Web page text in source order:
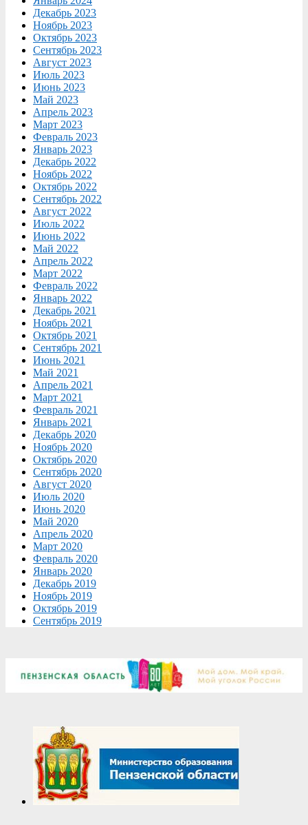
Декабрь 2023
Ноябрь 2023
Октябрь 2023
Сентябрь 2023
Август 2023
Июль 2023
Июнь 2023
Май 2023
Апрель 2023
Март 2023
Февраль 2023
Январь 2023
Декабрь 2022
Ноябрь 2022
Октябрь 2022
Сентябрь 2022
Август 2022
Июль 2022
Июнь 2022
Май 2022
Апрель 2022
Март 2022
Февраль 2022
Январь 2022
Декабрь 2021
Ноябрь 2021
Октябрь 2021
Сентябрь 2021
Июнь 2021
Май 2021
Апрель 2021
Март 2021
Февраль 2021
Январь 2021
Декабрь 2020
Ноябрь 2020
Октябрь 2020
Сентябрь 2020
Август 2020
Июль 2020
Июнь 2020
Май 2020
Апрель 2020
Март 2020
Февраль 2020
Январь 2020
Декабрь 2019
Ноябрь 2019
Октябрь 2019
Сентябрь 2019